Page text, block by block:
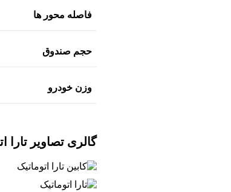
فاصله محور ها
حجم صندوق
وزن خودرو
گالری تصاویر